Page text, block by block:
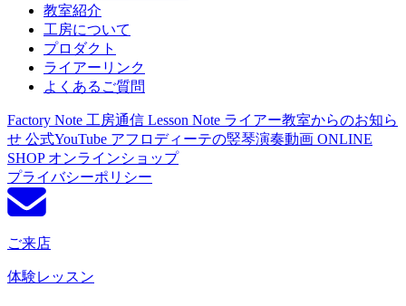
教室紹介
工房について
プロダクト
ライアーリンク
よくあるご質問
Factory Note 工房通信 Lesson Note ライアー教室からのお知ら
せ 公式YouTube アフロディーテの竪琴演奏動画 ONLINE
SHOP オンラインショップ
プライバシーポリシー
ご来店
体験レッスン